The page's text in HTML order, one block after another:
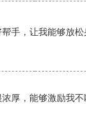
手，让我能够放松
厚，能够激励我